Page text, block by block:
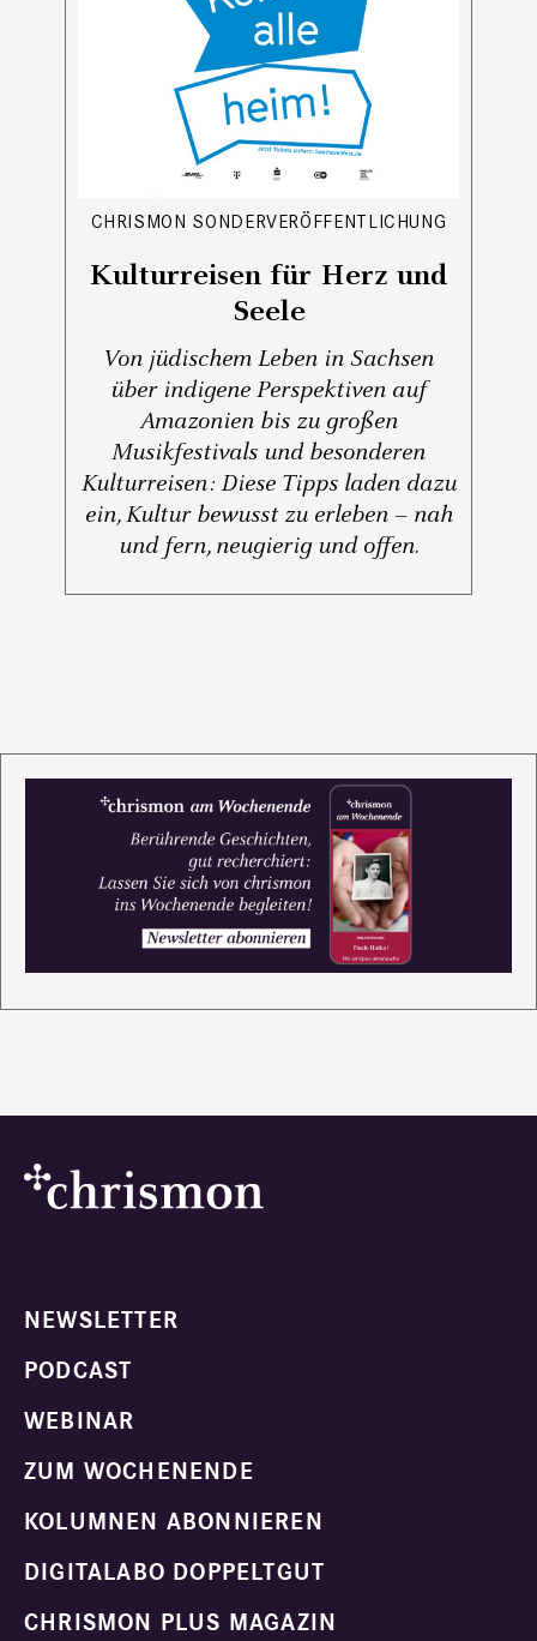
CHRISMON SONDERVERÖFFENTLICHUNG
Kulturreisen für Herz und
Seele
Von jüdischem Leben in Sachsen
über indigene Perspektiven auf
Amazonien bis zu großen
Musikfestivals und besonderen
Kulturreisen: Diese Tipps laden dazu
ein, Kultur bewusst zu erleben – nah
und fern, neugierig und offen.
NEWSLETTER
PODCAST
WEBINAR
ZUM WOCHENENDE
KOLUMNEN ABONNIEREN
DIGITALABO DOPPELTGUT
CHRISMON PLUS MAGAZIN